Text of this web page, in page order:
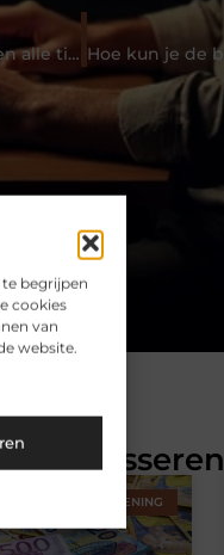
begrijpen
cookies
van
website.
Hoe kun je altijd op de hoogte blijven alle tickets die worden aangeboden online?
interesseren
DIENSTVERLENING